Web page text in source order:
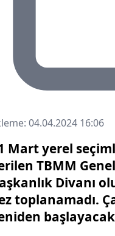
04.04.2024 16:06
Mart yerel
TBMM
Divanı
toplanamadı.